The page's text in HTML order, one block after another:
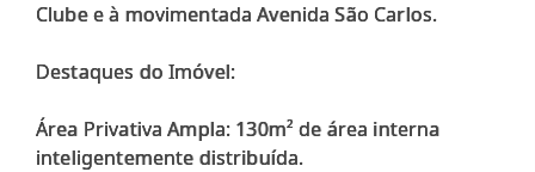
Clube e à movimentada Avenida São Carlos.
Destaques do Imóvel:
Área Privativa Ampla: 130m² de área interna
inteligentemente distribuída.